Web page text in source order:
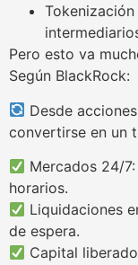
Pero esto va
Según BlackRock:
Desde
convertirse en un
Mercados 24/
horarios.
Liquidaciones
de espera.
Capital